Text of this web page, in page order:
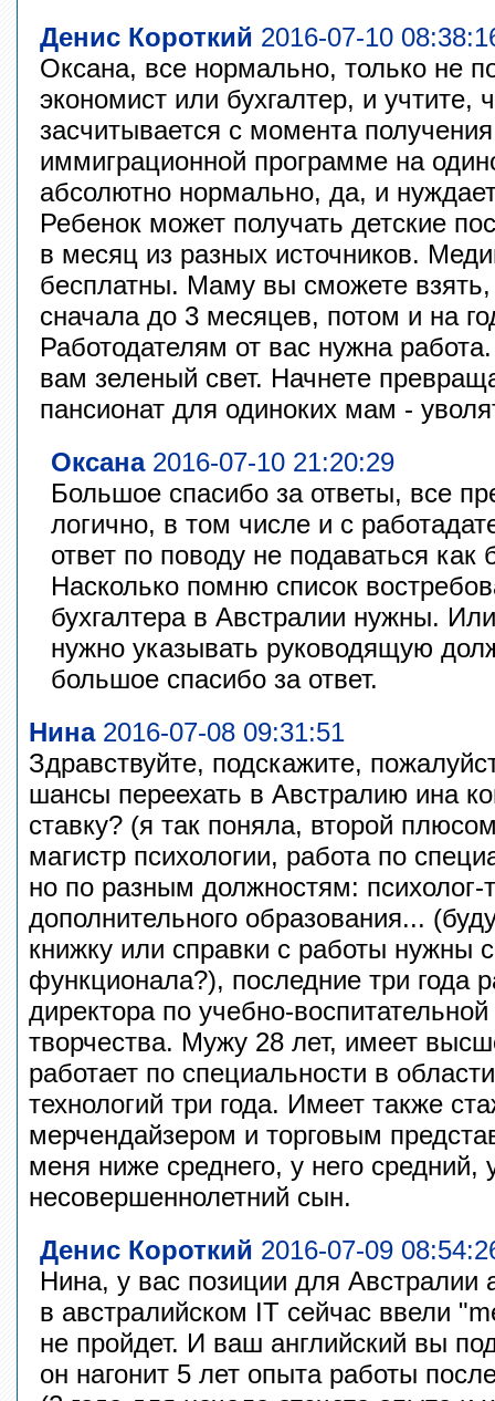
Денис Короткий 2016-07-10
Оксана, все нормально, только не
экономист или бухгалтер, и учтите,
засчитывается с момента
иммиграционной программе на
абсолютно нормально, да, и
Ребенок может получать детские
в месяц из разных источников.
бесплатны. Маму вы сможете
сначала до 3 месяцев, потом и на
Работодателям от вас нужна
вам зеленый свет. Начнете
пансионат для одиноких мам -
Оксана2016-07-10 21:20:29
Большое спасибо за ответы, все
логично, в том числе и с
ответ по поводу не подаваться как
Насколько помню список
бухгалтера в Австралии нужны.
нужно указывать руководящую
большое спасибо за ответ.
Нина2016-07-08 09:31:51
Здравствуйте, подскажите,
шансы переехать в Австралию ина
ставку? (я так поняла, второй
магистр психологии, работа по
но по разным должностям: психолог-
дополнительного образования...
книжку или справки с работы нужны
функционала?), последние три года
директора по учебно-
творчества. Мужу 28 лет, имеет
работает по специальности в
технологий три года. Имеет также
мерчендайзером и торговым
меня ниже среднего, у него средний,
несовершеннолетний сын.
Денис Короткий 2016-07-09
Нина, у вас позиции для Австралии
в австралийском IT сейчас ввели
не пройдет. И ваш английский вы
он нагонит 5 лет опыта работы